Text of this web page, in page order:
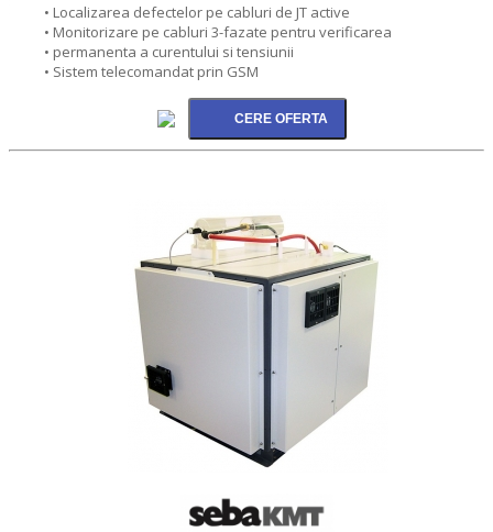
• Localizarea defectelor pe cabluri de JT active
• Monitorizare pe cabluri 3-fazate pentru verificarea
• permanenta a curentului si tensiunii
• Sistem telecomandat prin GSM